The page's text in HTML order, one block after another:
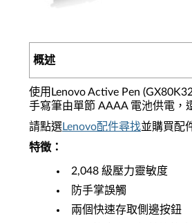
概述
使用Lenovo Active Pen
手寫筆由單節 AAAA 電池供電，
請點選Lenovo配件尋找並購買配
特徵：
2,048 級壓力靈敏度
防手掌誤觸
兩個快速存取側邊按鈕